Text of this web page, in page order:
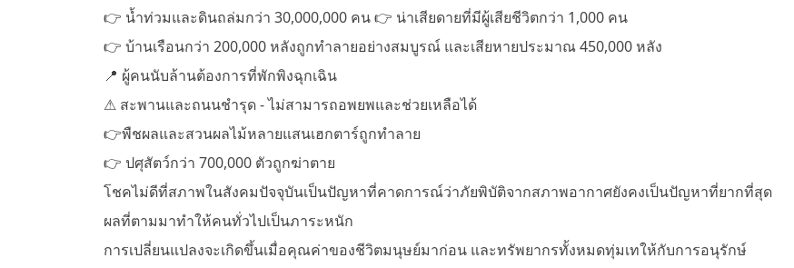
👉 น้ำท่วมและดินถล่มกว่า 30,000,000 คน 👉 น่าเสียดายที่มีผู้เสียชีวิตกว่า 1,000 คน
👉 บ้านเรือนกว่า 200,000 หลังถูกทำลายอย่างสมบูรณ์ และเสียหายประมาณ 450,000 หลัง
📍 ผู้คนนับล้านต้องการที่พักพิงฉุกเฉิน
⚠️ สะพานและถนนชำรุด - ไม่สามารถอพยพและช่วยเหลือได้
👉พืชผลและสวนผลไม้หลายแสนเฮกตาร์ถูกทำลาย
👉 ปศุสัตว์กว่า 700,000 ตัวถูกฆ่าตาย
โชคไม่ดีที่สภาพในสังคมปัจจุบันเป็นปัญหาที่คาดการณ์ว่าภัยพิบัติจากสภาพอากาศยังคงเป็นปัญหาที่ยากที่สุด
ผลที่ตามมาทำให้คนทั่วไปเป็นภาระหนัก
การเปลี่ยนแปลงจะเกิดขึ้นเมื่อคุณค่าของชีวิตมนุษย์มาก่อน และทรัพยากรทั้งหมดทุ่มเทให้กับการอนุรักษ์